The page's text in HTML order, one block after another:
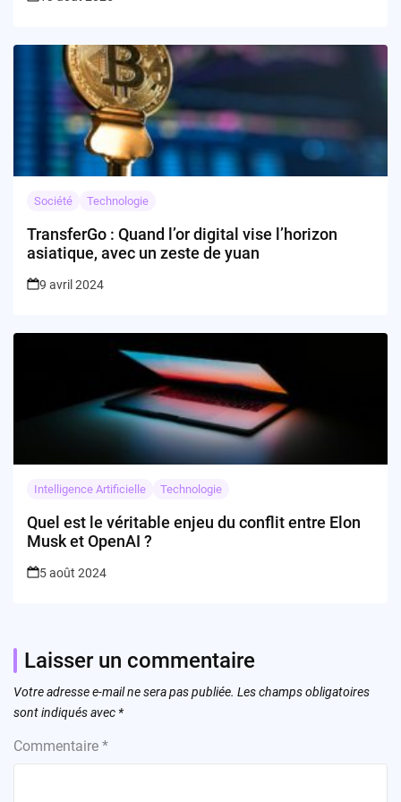
Société Technologie
TransferGo : Quand l’or digital vise l’horizon
asiatique, avec un zeste de yuan
9 avril 2024
Intelligence Artificielle Technologie
Quel est le véritable enjeu du conflit entre Elon
Musk et OpenAI ?
5 août 2024
Laisser un commentaire
Votre adresse e-mail ne sera pas publiée. Les champs obligatoires
sont indiqués avec *
Commentaire *